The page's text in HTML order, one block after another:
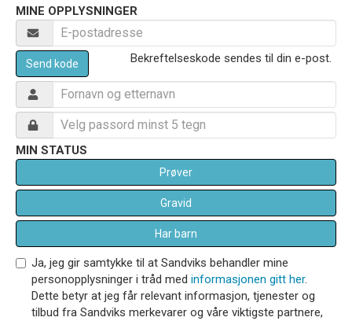
MINE OPPLYSNINGER
Send kode Bekreftelseskode sendes til din e-post.
MIN STATUS
Prøver
Gravid
Har barn
Ja, jeg gir samtykke til at Sandviks behandler mine
personopplysninger i tråd med informasjonen gitt her.
Dette betyr at jeg får relevant informasjon, tjenester og
tilbud fra Sandviks merkevarer og våre viktigste partnere,